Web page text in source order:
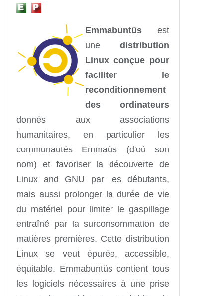
Emmabuntüs est
une distribution
Linux conçue pour
faciliter le
reconditionnement
des ordinateurs
donnés aux associations
humanitaires, en particulier les
communautés Emmaüs (d'où son
nom) et favoriser la découverte de
Linux and GNU par les débutants,
mais aussi prolonger la durée de vie
du matériel pour limiter le gaspillage
entraîné par la surconsommation de
matières premières. Cette distribution
Linux se veut épurée, accessible,
équitable. Emmabuntüs contient tous
les logiciels nécessaires à une prise